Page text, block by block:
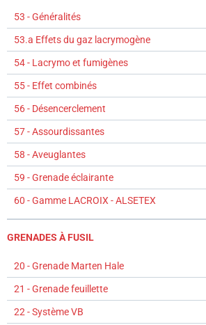
53 - Généralités
53.a Effets du gaz lacrymogène
54 - Lacrymo et fumigènes
55 - Effet combinés
56 - Désencerclement
57 - Assourdissantes
58 - Aveuglantes
59 - Grenade éclairante
60 - Gamme LACROIX - ALSETEX
GRENADES À FUSIL
20 - Grenade Marten Hale
21 - Grenade feuillette
22 - Système VB